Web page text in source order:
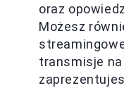
oraz
Możesz
transmisje